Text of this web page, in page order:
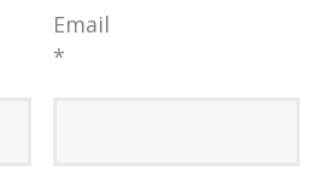
Email
*